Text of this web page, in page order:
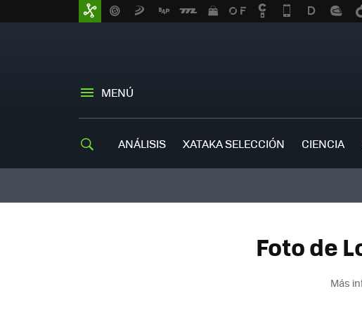
MENÚ
ANÁLISIS XATAKA SELECCIÓN CIENCIA
Foto de
Más